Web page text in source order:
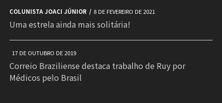
COLUNISTA JOACI JÚNIOR 8 DE FEVEREIRO DE 2021
Uma estrela ainda mais solitária!
17 DE OUTUBRO DE 2019
Correio Braziliense destaca trabalho de Ruy por
Médicos pelo Brasil